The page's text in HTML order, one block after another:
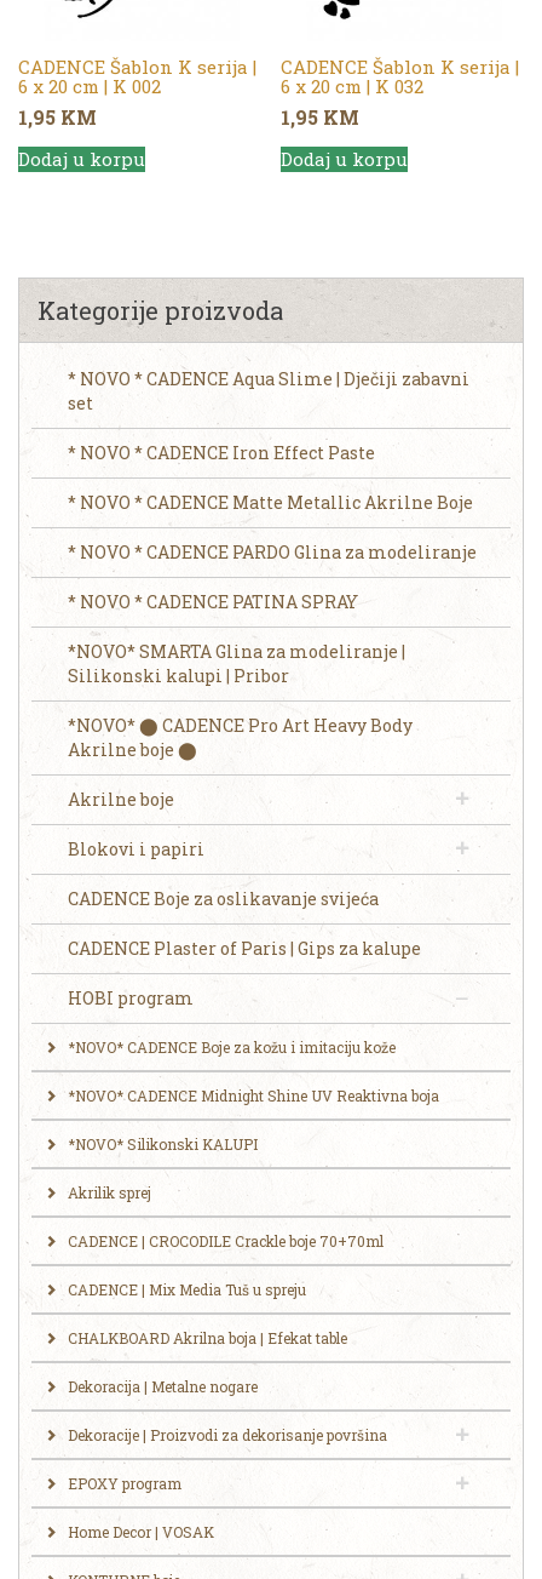
CADENCE Šablon K serija |
6 x 20 cm | K 002
1,95 KM
Dodaj u korpu
CADENCE Šablon K serija |
6 x 20 cm | K 032
1,95 KM
Dodaj u korpu
Kategorije proizvoda
* NOVO * CADENCE Aqua Slime | Dječiji zabavni
set
* NOVO * CADENCE Iron Effect Paste
* NOVO * CADENCE Matte Metallic Akrilne Boje
* NOVO * CADENCE PARDO Glina za modeliranje
* NOVO * CADENCE PATINA SPRAY
*NOVO* SMARTA Glina za modeliranje |
Silikonski kalupi | Pribor
*NOVO* ⬤ CADENCE Pro Art Heavy Body
Akrilne boje ⬤
Akrilne boje
Blokovi i papiri
CADENCE Boje za oslikavanje svijeća
CADENCE Plaster of Paris | Gips za kalupe
HOBI program
*NOVO* CADENCE Boje za kožu i imitaciju kože
*NOVO* CADENCE Midnight Shine UV Reaktivna boja
*NOVO* Silikonski KALUPI
Akrilik sprej
CADENCE | CROCODILE Crackle boje 70+70ml
CADENCE | Mix Media Tuš u spreju
CHALKBOARD Akrilna boja | Efekat table
Dekoracija | Metalne nogare
Dekoracije | Proizvodi za dekorisanje površina
EPOXY program
Home Decor | VOSAK